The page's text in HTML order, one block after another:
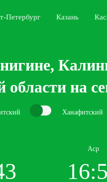
Петербург Казань
области на
Ханафитский
Аср